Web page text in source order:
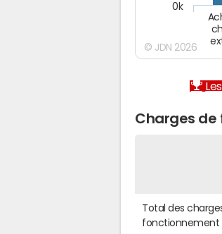
0k
© JDN 2026
Charges de
Total des
fonctionnement